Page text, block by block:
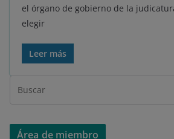
el órgano de gobierno de la
elegir
Leer más
Área de miembro